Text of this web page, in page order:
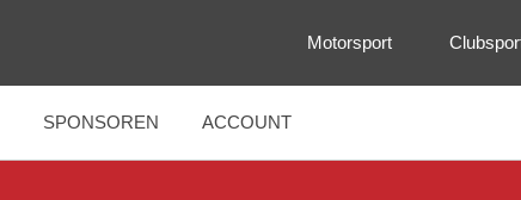
Motorsport
SPONSOREN ACCOUNT